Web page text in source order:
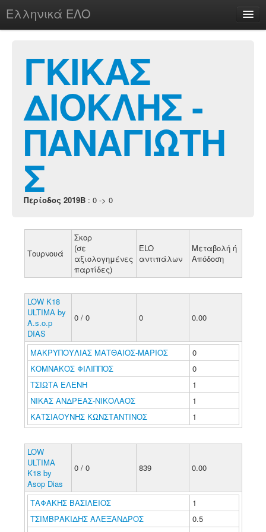
Ελληνικά ΕΛΟ
chesstu.be @ discord
Login
ΓΚΙΚΑΣ
ΔΙΟΚΛΗΣ -
ΠΑΝΑΓΙΩΤΗ
Σ
Περίοδος 2019B : 0 -> 0
Τουρνουά
Σκορ
(σε
αξιολογημένες
παρτίδες)
ELO
αντιπάλων
Μεταβολή ή
Απόδοση
LOW K18
ULTIMA by
A.s.o.p
DIAS
0 / 0 0 0.00
ΜΑΚΡΥΠΟΥΛΙΑΣ ΜΑΤΘΑΙΟΣ-ΜΑΡΙΟΣ
0
ΚΟΜΝΑΚΟΣ ΦΙΛΙΠΠΟΣ
0
ΤΣΙΩΤΑ ΕΛΕΝΗ
1
ΝΙΚΑΣ ΑΝΔΡΕΑΣ-ΝΙΚΟΛΑΟΣ
1
ΚΑΤΣΙΑΟΥΝΗΣ ΚΩΝΣΤΑΝΤΙΝΟΣ
1
LOW
ULTIMA
K18 by
Asop Dias
0 / 0 839 0.00
ΤΑΦΑΚΗΣ ΒΑΣΙΛΕΙΟΣ
1
ΤΣΙΜΒΡΑΚΙΔΗΣ ΑΛΕΞΑΝΔΡΟΣ
0.5